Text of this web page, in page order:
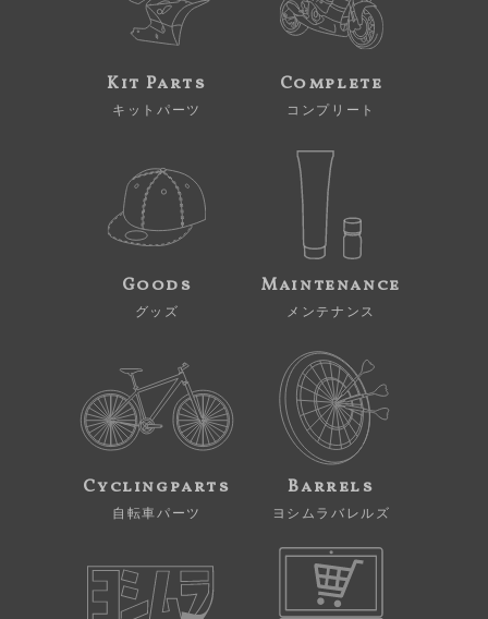
Kit Parts
キットパーツ
Complete
コンプリート
Goods
グッズ
Maintenance
メンテナンス
Cyclingparts
自転車パーツ
Barrels
ヨシムラバレルズ